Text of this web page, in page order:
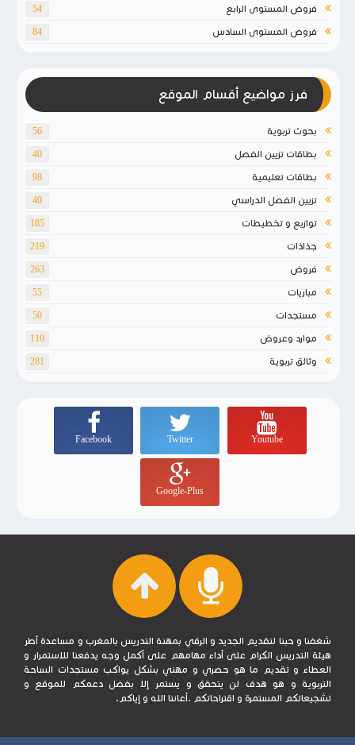
فروض المستوى الرابع 54
فروض المستوى السادس 84
فرز مواضيع أقسام الموقع
بحوث تربوية 56
بطاقات تزيين الفصل 40
بطاقات تعليمية 98
تزيين الفصل الدراسي 40
توازيع و تخطيطات 185
جذاذات 219
فروض 263
مباريات 55
مستجدات 50
موارد وعروض 110
وثائق تربوية 281
Youtube
Twitter
Facebook
Google-Plus
شغفنا و حبنا لتقديم الجديد و الرقي بمهنة التدريس بالمغرب و مساعدة أطر
هيئة التدريس الكرام على أداء مهامهم على أكمل وجه يدفعنا للاستمرار و
العطاء و تقديم ما هو حصري و مهني بشكل يواكب مستجدات الساحة
التربوية و هو هدف لن يتحقق و يستمر إلا بفضل دعمكم للموقع و
تشجيعاتكم المستمرة و اقتراحاتكم .أعاننا الله و إياكم.